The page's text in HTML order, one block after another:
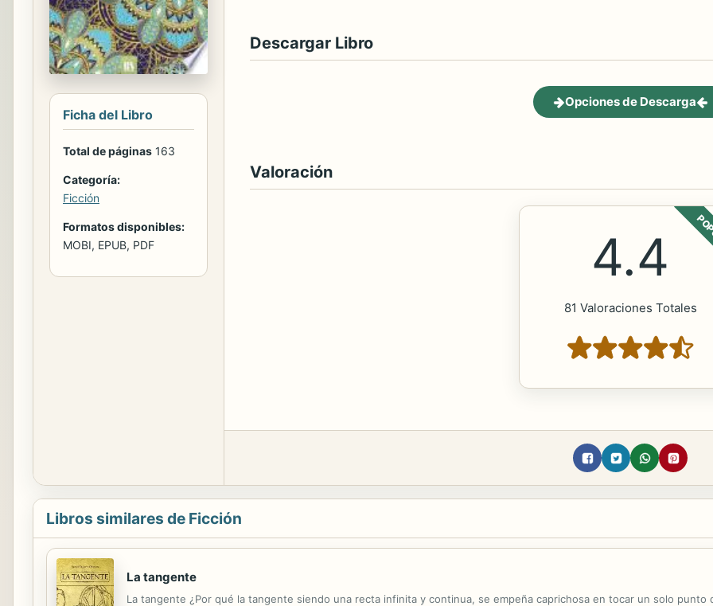
Ficha del Libro
Total de páginas 163
Categoría:
Ficción
Formatos disponibles:
MOBI, EPUB, PDF
Descargar Libro
Opciones de Descarga
Valoración
4.4
81 Valoraciones Totales
Libros similares de Ficción
La tangente
La tangente ¿Por qué la tangente siendo una recta infinita y continua, se empeña caprichosa en tocar un solo punto